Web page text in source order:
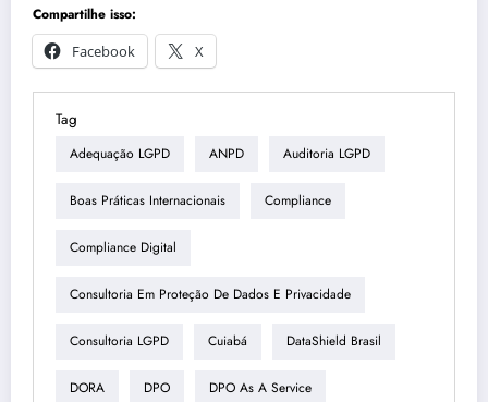
Compartilhe isso:
Facebook
X
Tag
Adequação LGPD ANPD Auditoria LGPD
Boas Práticas Internacionais Compliance
Compliance Digital
Consultoria Em Proteção De Dados E Privacidade
Consultoria LGPD Cuiabá DataShield Brasil
DORA DPO DPO As A Service